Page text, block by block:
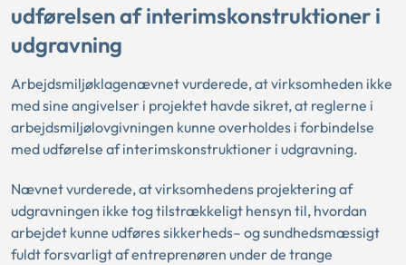
udførelsen af interimskonstruktioner i
udgravning
Arbejdsmiljøklagenævnet vurderede, at virksomheden ikke
med sine angivelser i projektet havde sikret, at reglerne i
arbejdsmiljølovgivningen kunne overholdes i forbindelse
med udførelse af interimskonstruktioner i udgravning.
Nævnet vurderede, at virksomhedens projektering af
udgravningen ikke tog tilstrækkeligt hensyn til, hvordan
arbejdet kunne udføres sikkerheds– og sundhedsmæssigt
fuldt forsvarligt af entreprenøren under de trange